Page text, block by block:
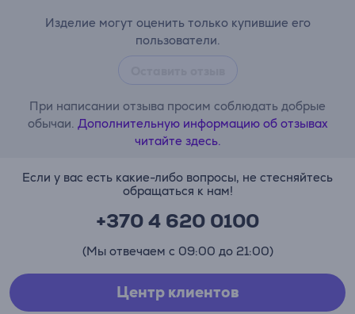
Изделие могут оценить только купившие его
пользователи.
При написании отзыва просим соблюдать добрые
обычаи. Дополнительную информацию об отзывах
читайте здесь.
Если у вас есть какие-либо вопросы, не стесняйтесь
обращаться к нам!
+370 4 620 0100
(Мы отвечаем с 09:00 до 21:00)
Центр клиентов